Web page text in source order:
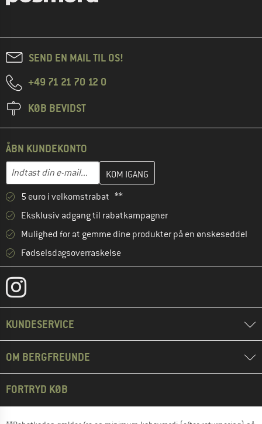
SEND EN MAIL TIL OS!
+49 71 21 70 12 0
KØB BEVIDST
ÅBN KUNDEKONTO
E-mail-adresse
Indtast din e-mailadresse her, og opret i næste trin din
5 euro i velkomstrabat **
Eksklusiv adgang til rabatkampagner
Mulighed for at gemme dine produkter på en ønskeseddel
Fødselsdagsoverraskelse
KUNDESERVICE
OM BERGFREUNDE
FORTRYD KØB